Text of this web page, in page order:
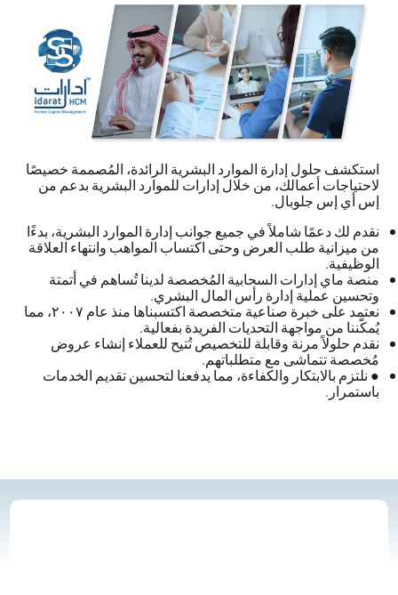
استكشف حلول إدارة الموارد البشرية الرائدة، المُصممة خصيصًا
لاحتياجات أعمالك، من خلال إدارات للموارد البشرية بدعم من
إس أي إس جلوبال.
نقدم لك دعمًا شاملاً في جميع جوانب إدارة الموارد البشرية، بدءًا
من ميزانية طلب العرض وحتى اكتساب المواهب وانتهاء العلاقة
الوظيفية.
منصة ماي إدارات السحابية المُخصصة لدينا تُساهم في أتمتة
وتحسين عملية إدارة رأس المال البشري.
نعتمد على خبرة صناعية متخصصة اكتسبناها منذ عام ٢٠٠٧، مما
يُمكّننا من مواجهة التحديات الفريدة بفعالية.
نقدم حلولاً مرنة وقابلة للتخصيص تُتيح للعملاء إنشاء عروض
مُخصصة تتماشى مع متطلباتهم.
● نلتزم بالابتكار والكفاءة، مما يدفعنا لتحسين تقديم الخدمات
باستمرار.